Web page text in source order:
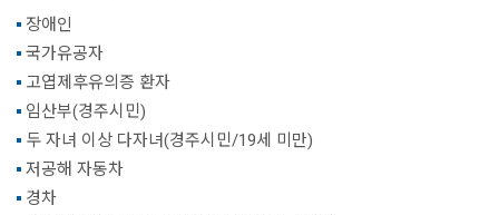
장애인
국가유공자
고엽제후유의증 환자
임산부(경주시민)
두 자녀 이상 다자녀(경주시민/19세 미만)
저공해 자동차
경차